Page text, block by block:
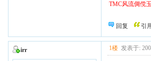
TMC风流倜傥
回复 引
irr 1楼 发表于: